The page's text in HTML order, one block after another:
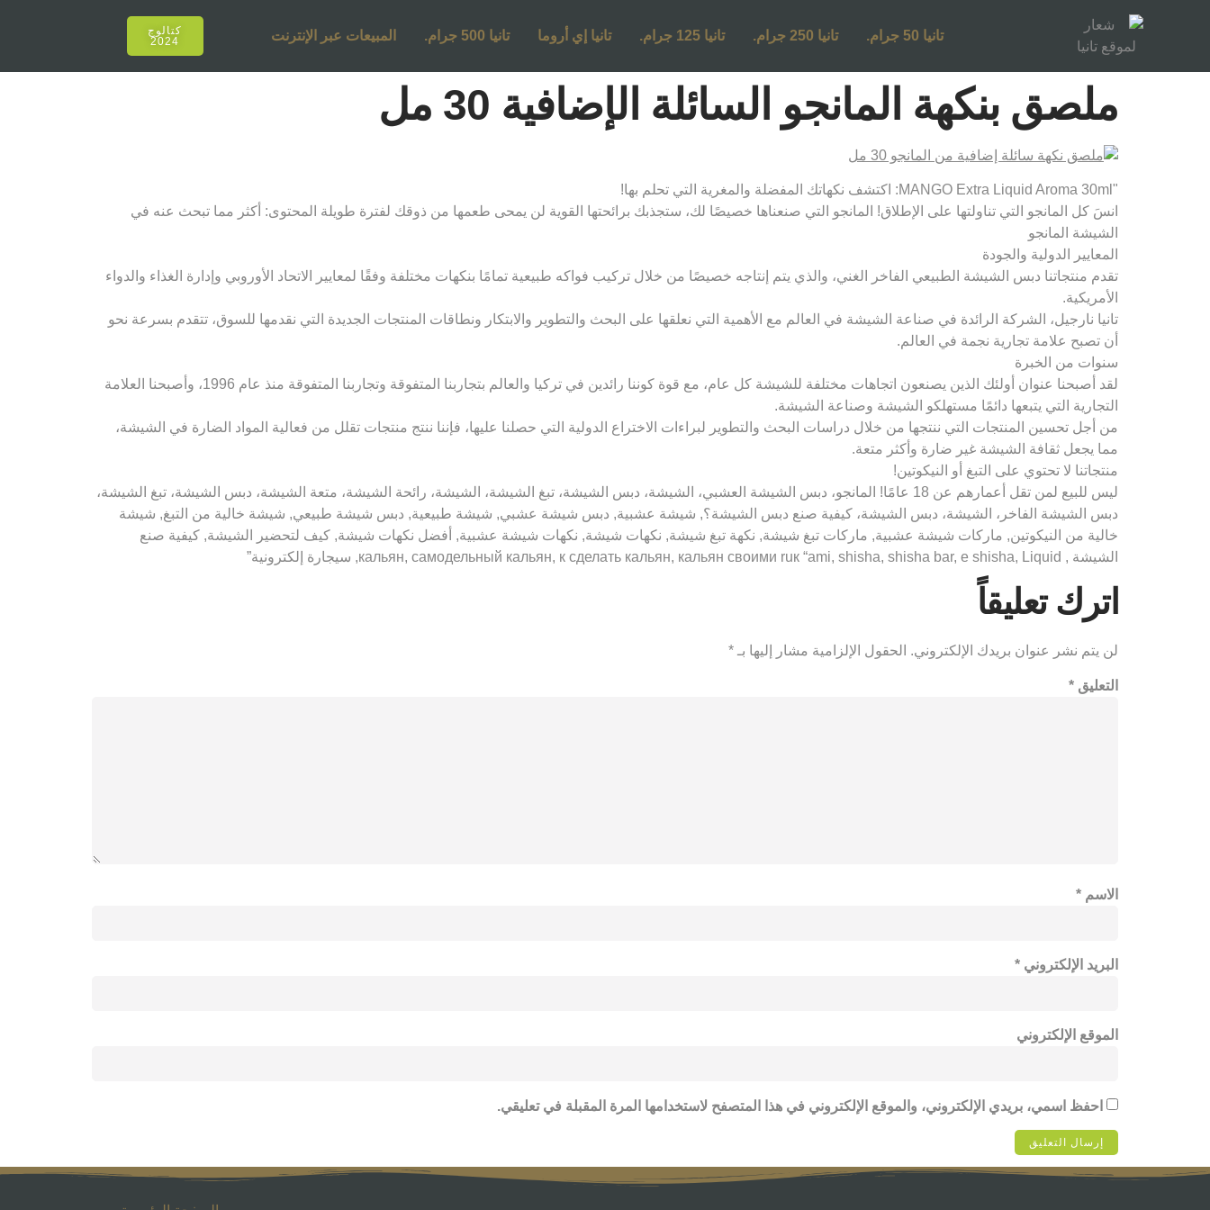
تانيا 50 جرام. تانيا 250 جرام. تانيا 125 جرام. تانيا إي أروما تانيا 500 جرام. المبيعات عبر الإنترنت
كتالوج
2024
ملصق بنكهة المانجو السائلة الإضافية 30 مل
"MANGO Extra Liquid Aroma 30ml: اكتشف نكهاتك المفضلة والمغرية التي تحلم بها!
انسَ كل المانجو التي تناولتها على الإطلاق! المانجو التي صنعناها خصيصًا لك، ستجذبك برائحتها القوية لن يمحى طعمها من ذوقك لفترة طويلة المحتوى: أكثر مما تبحث عنه في
الشيشة المانجو
المعايير الدولية والجودة
تقدم منتجاتنا دبس الشيشة الطبيعي الفاخر الغني، والذي يتم إنتاجه خصيصًا من خلال تركيب فواكه طبيعية تمامًا بنكهات مختلفة وفقًا لمعايير الاتحاد الأوروبي وإدارة الغذاء والدواء
الأمريكية.
تانيا نارجيل، الشركة الرائدة في صناعة الشيشة في العالم مع الأهمية التي نعلقها على البحث والتطوير والابتكار ونطاقات المنتجات الجديدة التي نقدمها للسوق، تتقدم بسرعة نحو
أن تصبح علامة تجارية نجمة في العالم.
سنوات من الخبرة
لقد أصبحنا عنوان أولئك الذين يصنعون اتجاهات مختلفة للشيشة كل عام، مع قوة كوننا رائدين في تركيا والعالم بتجاربنا المتفوقة وتجاربنا المتفوقة منذ عام 1996، وأصبحنا العلامة
التجارية التي يتبعها دائمًا مستهلكو الشيشة وصناعة الشيشة.
من أجل تحسين المنتجات التي ننتجها من خلال دراسات البحث والتطوير لبراءات الاختراع الدولية التي حصلنا عليها، فإننا ننتج منتجات تقلل من فعالية المواد الضارة في الشيشة،
مما يجعل ثقافة الشيشة غير ضارة وأكثر متعة.
منتجاتنا لا تحتوي على التبغ أو النيكوتين!
ليس للبيع لمن تقل أعمارهم عن 18 عامًا! المانجو، دبس الشيشة العشبي، الشيشة، دبس الشيشة، تبغ الشيشة، الشيشة، رائحة الشيشة، متعة الشيشة، دبس الشيشة، تبغ الشيشة،
دبس الشيشة الفاخر، الشيشة، دبس الشيشة، كيفية صنع دبس الشيشة؟, شيشة عشبية, دبس شيشة عشبي, شيشة طبيعية, دبس شيشة طبيعي, شيشة خالية من التبغ, شيشة
خالية من النيكوتين, ماركات شيشة عشبية, ماركات تبغ شيشة, نكهة تبغ شيشة, نكهات شيشة, نكهات شيشة عشبية, أفضل نكهات شيشة, كيف لتحضير الشيشة, كيفية صنع
الشيشة , кальян, самодельный кальян, к сделать кальян, кальян своими ruк “ami, shisha, shisha bar, e shisha, Liquid, سيجارة إلكترونية”
اترك تعليقاً
لن يتم نشر عنوان بريدك الإلكتروني. الحقول الإلزامية مشار إليها بـ *
التعليق *
الاسم *
البريد الإلكتروني *
الموقع الإلكتروني
احفظ اسمي، بريدي الإلكتروني، والموقع الإلكتروني في هذا المتصفح لاستخدامها المرة المقبلة في تعليقي.